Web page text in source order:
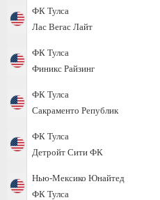
ФК Тулса
Лас Вегас Лайт
ФК Тулса
Финикс Райзинг
ФК Тулса
Сакраменто Републик
ФК Тулса
Детройт Сити ФК
Нью-Мексико Юнайтед
ФК Тулса